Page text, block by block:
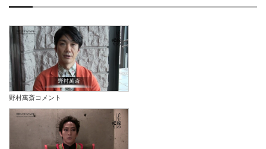
野村萬斎コメント